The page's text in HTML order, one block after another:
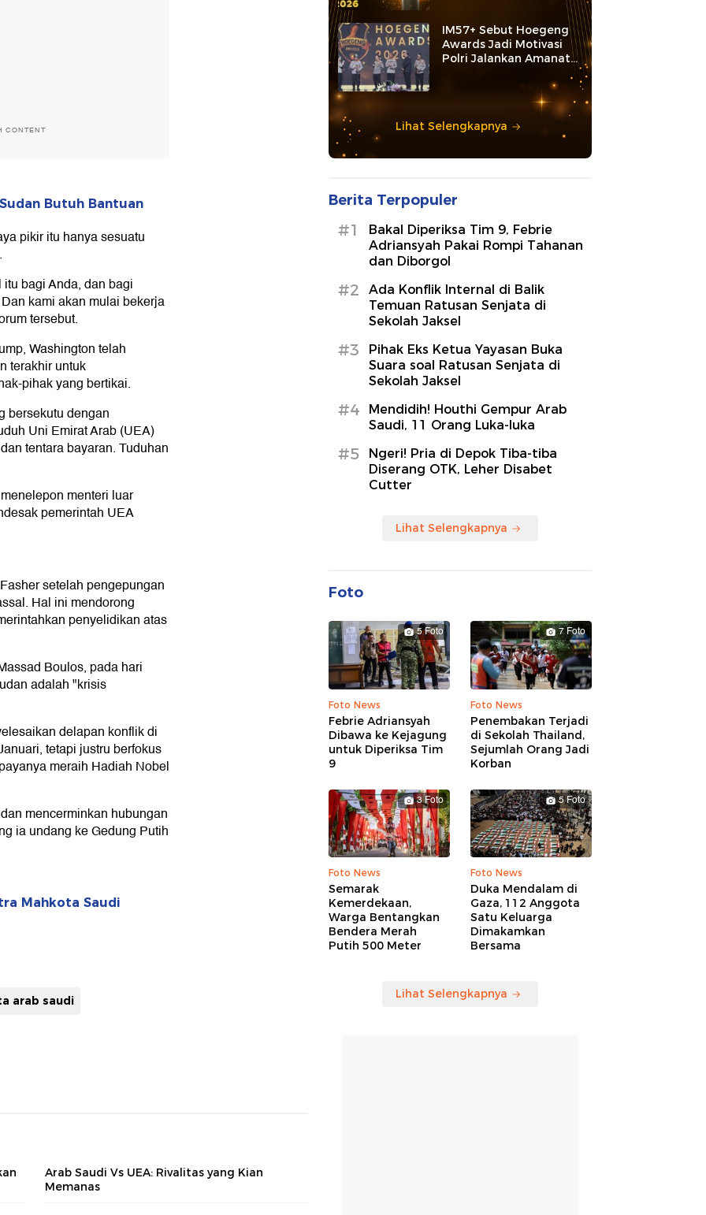
CONTENT
Butuh Bantuan
pikir itu hanya sesuatu
bagi Anda, dan bagi
kami akan mulai bekerja
tersebut.
Washington telah
terakhir untuk
pihak yang bertikai.
bersekutu dengan
Uni Emirat Arab (UEA)
tentara bayaran. Tuduhan
menteri luar
pemerintah UEA
setelah pengepungan
Hal ini mendorong
penyelidikan atas
Boulos, pada hari
adalah "krisis
delapan konflik di
tetapi justru berfokus
meraih Hadiah Nobel
mencerminkan hubungan
ia undang ke Gedung Putih
Mahkota Saudi
arab saudi
Arab Saudi Vs UEA: Rivalitas yang Kian
Memanas
IM57+ Sebut Hoegeng
Awards Jadi Motivasi
Polri Jalankan Amanat
Lihat Selengkapnya
Berita Terpopuler
#1
Bakal Diperiksa Tim 9, Febrie
Adriansyah Pakai Rompi Tahanan
dan Diborgol
#2
Ada Konflik Internal di Balik
Temuan Ratusan Senjata di
Sekolah Jaksel
#3
Pihak Eks Ketua Yayasan Buka
Suara soal Ratusan Senjata di
Sekolah Jaksel
#4
Mendidih! Houthi Gempur Arab
Saudi, 11 Orang Luka-luka
#5
Ngeri! Pria di Depok Tiba-tiba
Diserang OTK, Leher Disabet
Cutter
Lihat Selengkapnya
Foto
5 Foto
Foto News
Febrie Adriansyah
Dibawa ke Kejagung
untuk Diperiksa Tim
9
7 Foto
Foto News
Penembakan Terjadi
di Sekolah Thailand,
Sejumlah Orang Jadi
Korban
3 Foto
Foto News
Semarak
Kemerdekaan,
Warga Bentangkan
Bendera Merah
Putih 500 Meter
5 Foto
Foto News
Duka Mendalam di
Gaza, 112 Anggota
Satu Keluarga
Dimakamkan
Bersama
Lihat Selengkapnya